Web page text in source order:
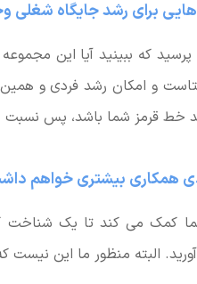
که ببینید آیا این
و امکان رشد فردی و
خط قرمز شما باشد، پس
کمک می کند تا یک شناخت
البته منظور ما این نیست